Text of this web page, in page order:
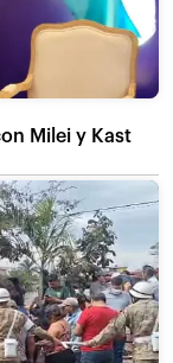
Milei y Kast